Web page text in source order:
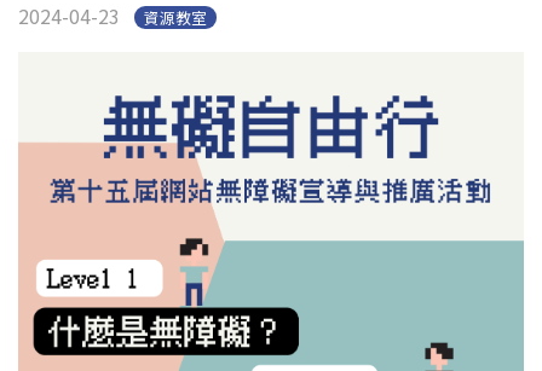
2024-04-23 資源教室